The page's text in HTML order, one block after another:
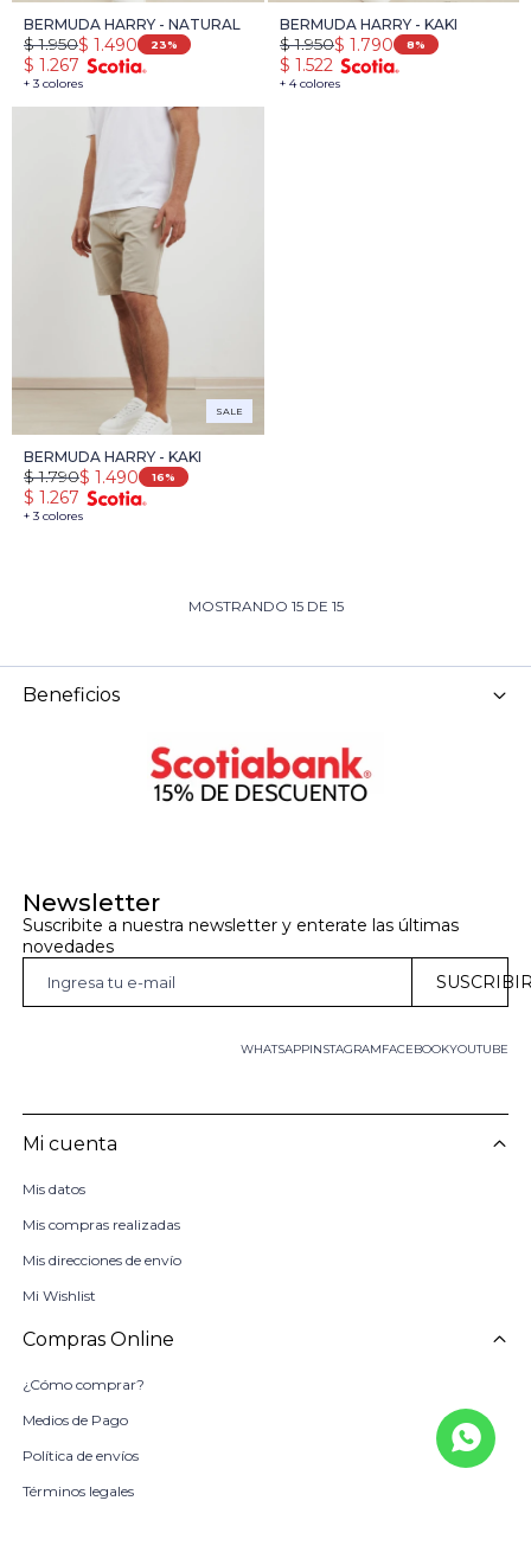
BERMUDA HARRY - NATURAL
+ 3 colores
$ 1.490
$ 1.950 23
$ 1.267
BERMUDA HARRY - KAKI
+ 4 colores
$ 1.790
$ 1.950 8
$ 1.522
SALE
BERMUDA HARRY - KAKI
+ 3 colores
$ 1.490
$ 1.790 16
$ 1.267
MOSTRANDO 15DE 15
Newsletter
Suscribite a nuestra newsletter y enterate las últimas
novedades
WHATSAPP FACEBOOKYOUTUBE
INSTAGRAM
Mi cuenta
Mis datos
Mis compras realizadas
Mis direcciones de envío
Mi Wishlist
Compras Online
¿Cómo comprar?
Medios de Pago
Política de envíos
Términos legales
Beneficios